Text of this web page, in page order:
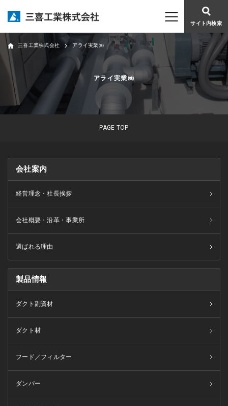
サイト内検索
アライ実業㈱
三喜工業株式会社 アライ実業㈱
PAGE TOP
会社案内
経営理念・社長挨拶
会社概要・沿革・事業所
選ばれる理由
製品情報
ダクト副資材
ダクト材
フード／フィルター
ダンパー